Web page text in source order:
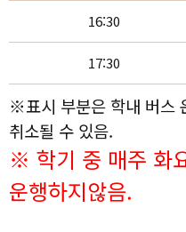
16:30
17:30
※표시 부분은 학내 버스
취소될 수 있음.
※ 학기 중 매주 화
운행하지않음.